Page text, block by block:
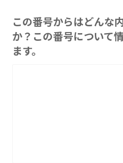
この番号からはどんな
か？この番号について
ます。